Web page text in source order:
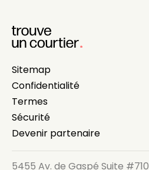
Sitemap
Confidentialité
Termes
Sécurité
Devenir partenaire
5455 Av. de Gaspé Suite #710